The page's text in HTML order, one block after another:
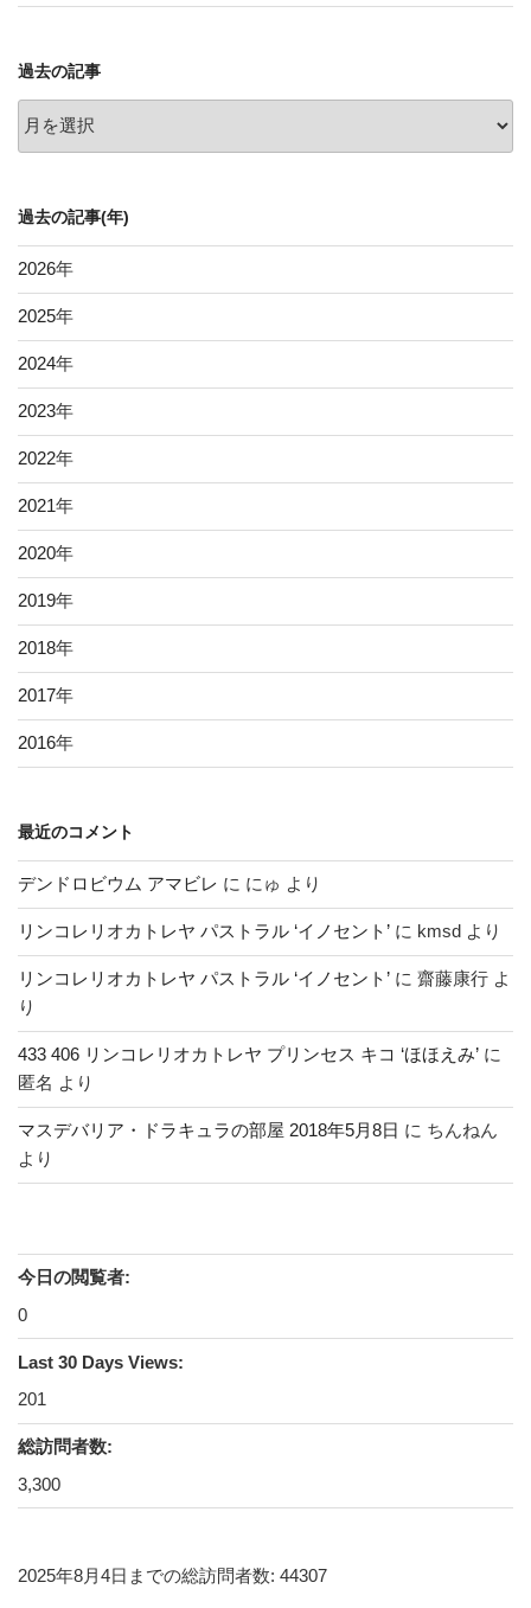
過去の記事
去
事
過去の記事(年)
2026年
2025年
2024年
2023年
2022年
2021年
2020年
2019年
2018年
2017年
2016年
最近のコメント
デンドロビウム アマビレ に にゅ より
リンコレリオカトレヤ パストラル ‘イノセント’ に kmsd より
リンコレリオカトレヤ パストラル ‘イノセント’ に 齋藤康行 よ
り
433 406 リンコレリオカトレヤ プリンセス キコ ‘ほほえみ’ に
匿名 より
マスデバリア・ドラキュラの部屋 2018年5月8日 に ちんねん
より
今日の閲覧者:
0
Last 30 Days Views:
201
総訪問者数:
3,300
2025年8月4日までの総訪問者数: 44307